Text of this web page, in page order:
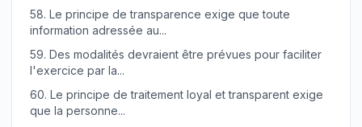
58. Le principe de transparence exige que toute
information adressée au...
59. Des modalités devraient être prévues pour faciliter
l'exercice par la...
60. Le principe de traitement loyal et transparent exige
que la personne...